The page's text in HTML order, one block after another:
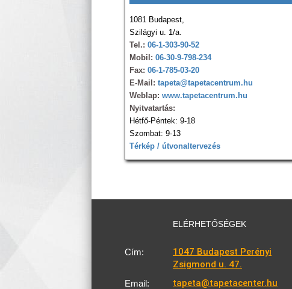
1081 Budapest,
Szilágyi u. 1/a.
Tel.: 06-1-303-90-52
Mobil: 06-30-9-798-234
Fax: 06-1-785-03-20
E-Mail: tapeta@tapetacentrum.hu
Weblap: www.tapetacentrum.hu
Nyitvatartás:
Hétfő-Péntek: 9-18
Szombat: 9-13
Térkép / útvonaltervezés
ELÉRHETŐSÉGEK
Cím:
1047 Budapest Perényi
Zsigmond u. 47.
Email: tapeta@tapetacenter.hu